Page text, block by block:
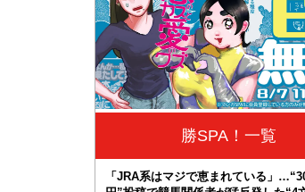
勝SPA！一覧
「JRA系はマジで恵まれている」